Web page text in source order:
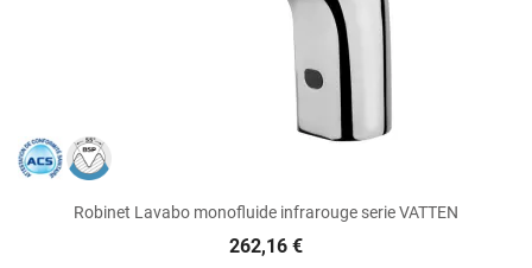
Robinet Lavabo monofluide infrarouge serie VATTEN
262,16 €